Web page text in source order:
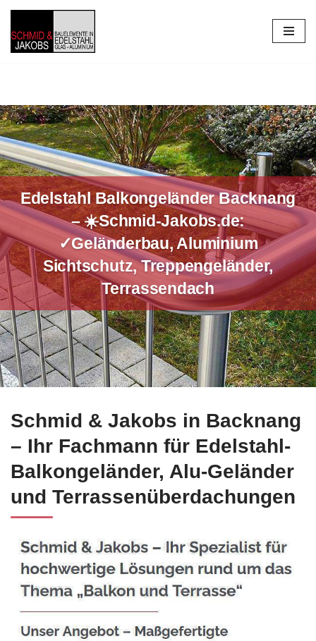
Zum
Inhalt
Edelstahl Balkongeländer Backnang
– ☀️Schmid-Jakobs.de:
✓Geländerbau, Aluminium
Sichtschutz, Treppengeländer,
Terrassendach
☀️Schmid-Jakobs.de in Backnang bietet Edelstahl
Schmid & Jakobs in Backnang
– Ihr Fachmann für Edelstahl-
Balkongeländer, Alu-Geländer
und Terrassenüberdachungen